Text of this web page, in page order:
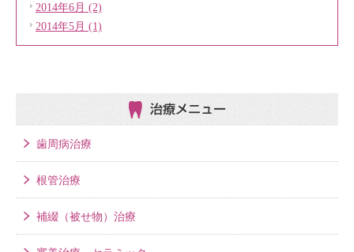
2014年6月 (2)
2014年5月 (1)
治療メニュー
歯周病治療
根管治療
補綴（被せ物）治療